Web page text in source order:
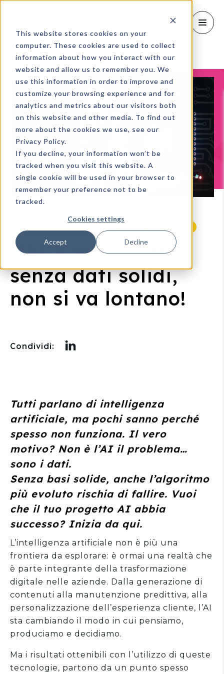
This website stores cookies on your
computer. These cookies are used to collect
information about how you interact with our
website and allow us to remember you. We
use this information in order to improve and
customize your browsing experience and for
analytics and metrics about our visitors both
on this website and other media. To find out
more about the cookies we use, see our
Privacy Policy.
If you decline, your information won’t be
tracked when you visit this website. A
single cookie will be used in your browser to
remember your preference not to be
tracked.
Cookies settings
Accept Decline
L’AI è tra noi. Ma
senza dati solidi,
non si va lontano!
Condividi:
Tutti parlano di intelligenza
artificiale, ma pochi sanno perché
spesso non funziona. Il vero
motivo? Non è l’AI il problema
sono i dati.
Senza basi solide, anche l’algoritmo
più evoluto rischia di fallire. Vuoi
che il tuo progetto AI abbia
successo? Inizia da qui.
L’intelligenza artificiale non è più una
frontiera da esplorare: è ormai una realtà che
è parte integrante della trasformazione
digitale nelle aziende. Dalla generazione di
contenuti alla manutenzione predittiva, alla
personalizzazione dell’esperienza cliente, l’AI
sta cambiando il modo in cui pensiamo,
produciamo e decidiamo.
Ma i risultati ottenibili con l’utilizzo di queste
tecnologie, partono da un punto spesso